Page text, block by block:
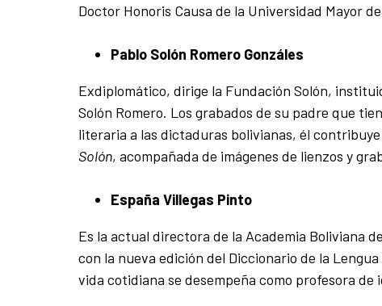
Doctor Honoris Causa de la Universidad Mayor
Pablo Solón Romero Gonzáles
Exdiplomático, dirige la Fundación Solón,
Solón Romero. Los grabados de su padre que
literaria a las dictaduras bolivianas, él
Solón, acompañada de imágenes de lienzos y
España Villegas Pinto
Es la actual directora de la Academia Boliviana
con la nueva edición del Diccionario de la
vida cotidiana se desempeña como profesora